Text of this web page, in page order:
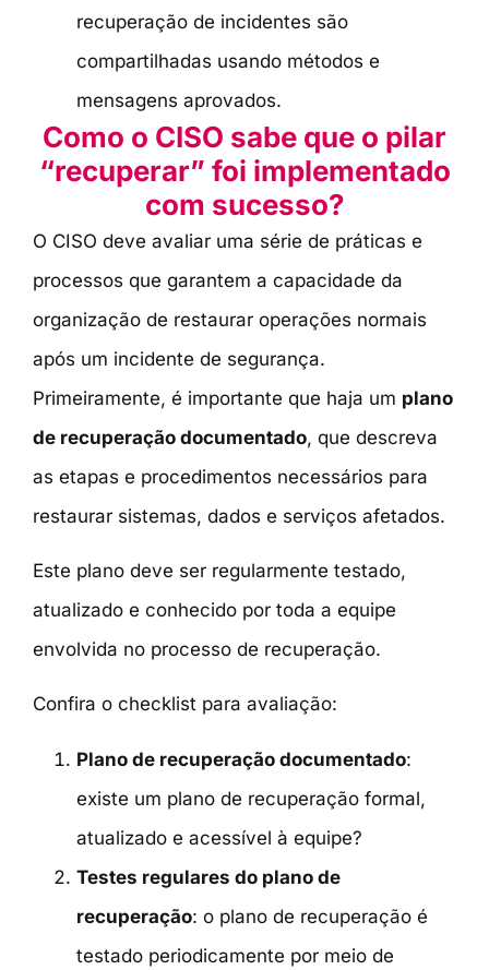
recuperação de incidentes são
compartilhadas usando métodos e
mensagens aprovados.
Como o CISO sabe que o pilar
“recuperar” foi implementado
com sucesso?
O CISO deve avaliar uma série de práticas e
processos que garantem a capacidade da
organização de restaurar operações normais
após um incidente de segurança.
Primeiramente, é importante que haja um plano
de recuperação documentado, que descreva
as etapas e procedimentos necessários para
restaurar sistemas, dados e serviços afetados.
Este plano deve ser regularmente testado,
atualizado e conhecido por toda a equipe
envolvida no processo de recuperação.
Confira o checklist para avaliação:
Plano de recuperação documentado:
existe um plano de recuperação formal,
atualizado e acessível à equipe?
Testes regulares do plano de
recuperação: o plano de recuperação é
testado periodicamente por meio de